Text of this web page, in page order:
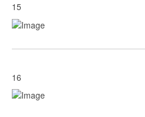
15
16